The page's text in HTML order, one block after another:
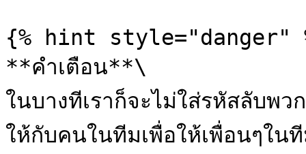
{% hint style="danger"
**คำเตือน**\
ในบางทีเราก็จะไม่ใส่รหัสลับพ
ให้กับคนในทีมเพื่อให้เพื่อนๆใน